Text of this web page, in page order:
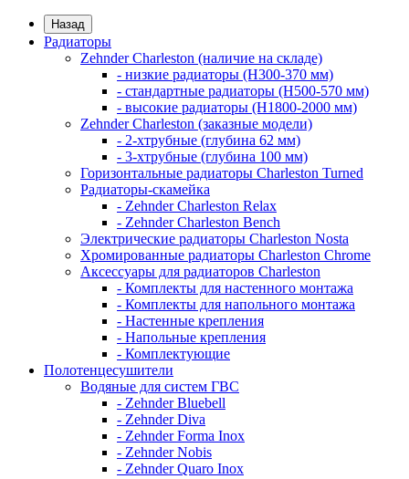
Назад
Радиаторы
Zehnder Charleston (наличие на складе)
- низкие радиаторы (H300-370 мм)
- стандартные радиаторы (H500-570 мм)
- высокие радиаторы (H1800-2000 мм)
Zehnder Charleston (заказные модели)
- 2-хтрубные (глубина 62 мм)
- 3-хтрубные (глубина 100 мм)
Горизонтальные радиаторы Charleston Turned
Радиаторы-скамейка
- Zehnder Charleston Relax
- Zehnder Charleston Bench
Электрические радиаторы Charleston Nosta
Хромированные радиаторы Charleston Chrome
Аксессуары для радиаторов Charleston
- Комплекты для настенного монтажа
- Комплекты для напольного монтажа
- Настенные крепления
- Напольные крепления
- Комплектующие
Полотенцесушители
Водяные для систем ГВС
- Zehnder Bluebell
- Zehnder Diva
- Zehnder Forma Inox
- Zehnder Nobis
- Zehnder Quaro Inox